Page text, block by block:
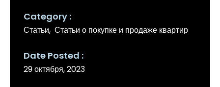
Category
Статьи Статьи о покупке и продаже квартир
Date Posted
29 октября, 2023